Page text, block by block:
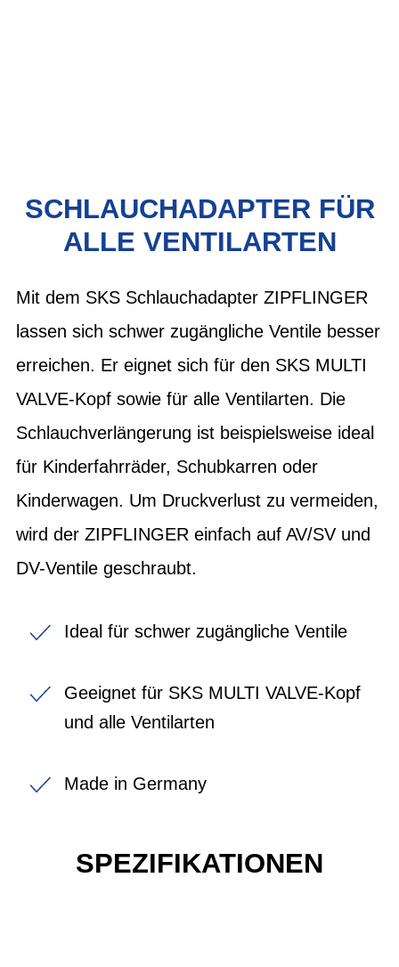
SCHLAUCHADAPTER FÜR
ALLE VENTILARTEN
Mit dem SKS Schlauchadapter ZIPFLINGER
lassen sich schwer zugängliche Ventile besser
erreichen. Er eignet sich für den SKS MULTI
VALVE-Kopf sowie für alle Ventilarten. Die
Schlauchverlängerung ist beispielsweise ideal
für Kinderfahrräder, Schubkarren oder
Kinderwagen. Um Druckverlust zu vermeiden,
wird der ZIPFLINGER einfach auf AV/SV und
DV-Ventile geschraubt.
Ideal für schwer zugängliche Ventile
Geeignet für SKS MULTI VALVE-Kopf
und alle Ventilarten
Made in Germany
SPEZIFIKATIONEN